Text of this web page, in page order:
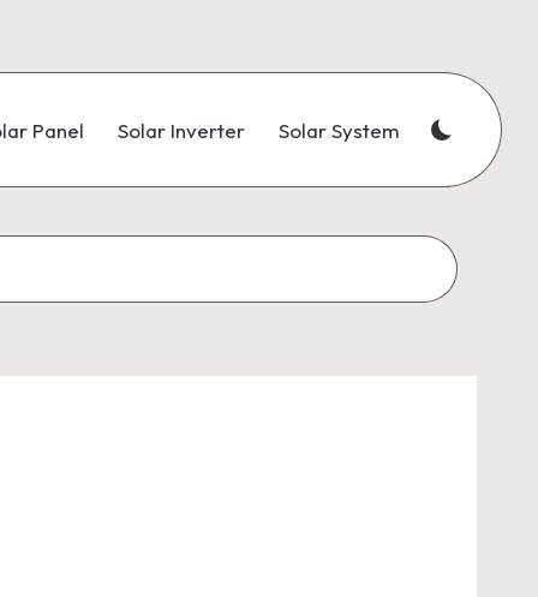
Panel Solar Inverter Solar System